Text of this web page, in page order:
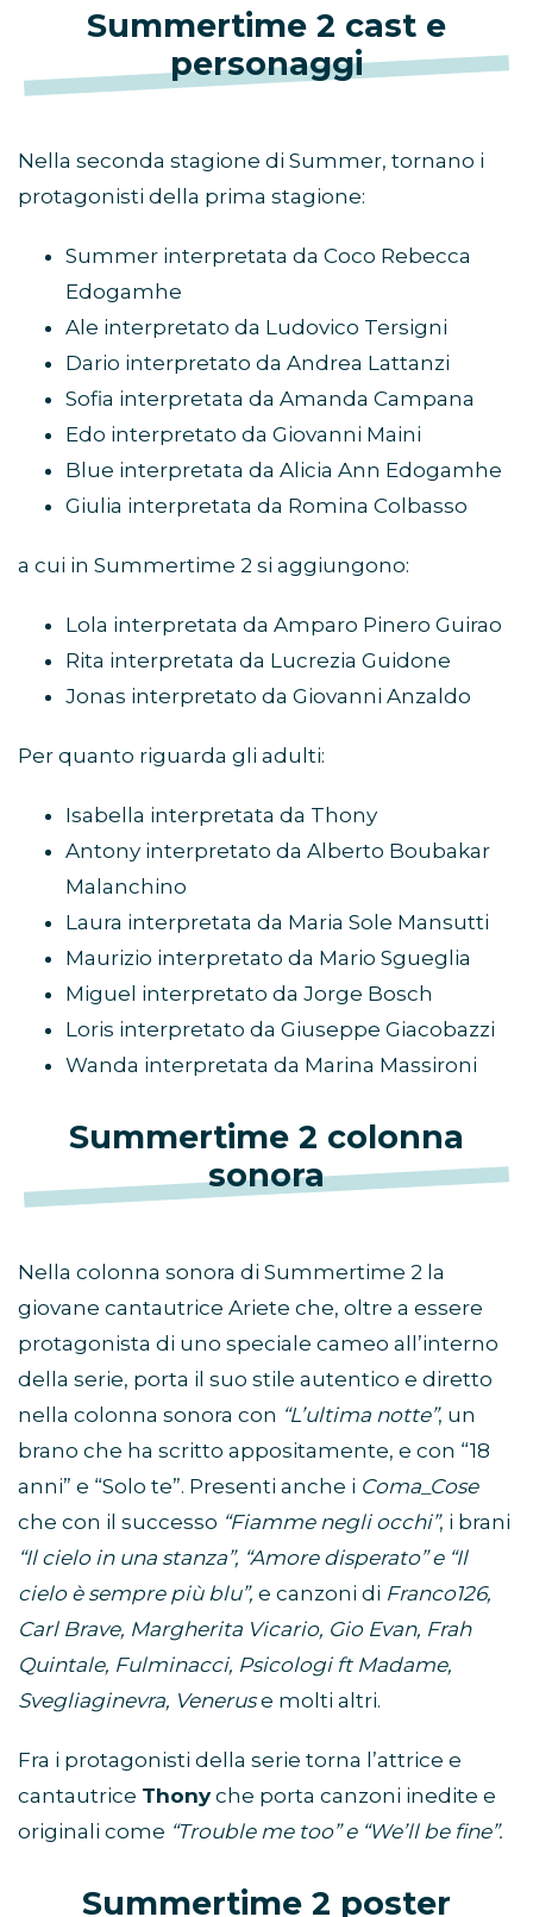
Summertime 2 cast e
personaggi
Nella seconda stagione di Summer, tornano i
protagonisti della prima stagione:
Summer interpretata da Coco Rebecca
Edogamhe
Ale interpretato da Ludovico Tersigni
Dario interpretato da Andrea Lattanzi
Sofia interpretata da Amanda Campana
Edo interpretato da Giovanni Maini
Blue interpretata da Alicia Ann Edogamhe
Giulia interpretata da Romina Colbasso
a cui in Summertime 2 si aggiungono:
Lola interpretata da Amparo Pinero Guirao
Rita interpretata da Lucrezia Guidone
Jonas interpretato da Giovanni Anzaldo
Per quanto riguarda gli adulti:
Isabella interpretata da Thony
Antony interpretato da Alberto Boubakar
Malanchino
Laura interpretata da Maria Sole Mansutti
Maurizio interpretato da Mario Sgueglia
Miguel interpretato da Jorge Bosch
Loris interpretato da Giuseppe Giacobazzi
Wanda interpretata da Marina Massironi
Summertime 2 colonna
sonora
Nella colonna sonora di Summertime 2 la
giovane cantautrice Ariete che, oltre a essere
protagonista di uno speciale cameo all’interno
della serie, porta il suo stile autentico e diretto
nella colonna sonora con “L’ultima notte”, un
brano che ha scritto appositamente, e con “18
anni” e “Solo te”. Presenti anche i Coma_Cose
che con il successo “Fiamme negli occhi”, i brani
“Il cielo in una stanza”, “Amore disperato” e “Il
cielo è sempre più blu”, e canzoni di Franco126,
Carl Brave, Margherita Vicario, Gio Evan, Frah
Quintale, Fulminacci, Psicologi ft Madame,
Svegliaginevra, Veneruse molti altri.
Fra i protagonisti della serie torna l’attrice e
cantautrice Thonyche porta canzoni inedite e
originali come “Trouble me too” e “We’ll be fine”.
Summertime 2 poster